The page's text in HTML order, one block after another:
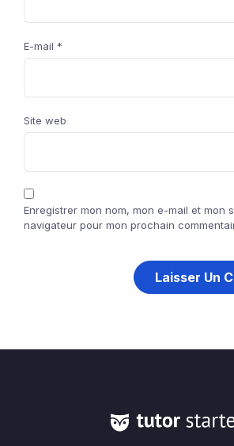
E-mail *
Site web
Enregistrer mon nom, mon e-mail et mon
navigateur pour mon prochain